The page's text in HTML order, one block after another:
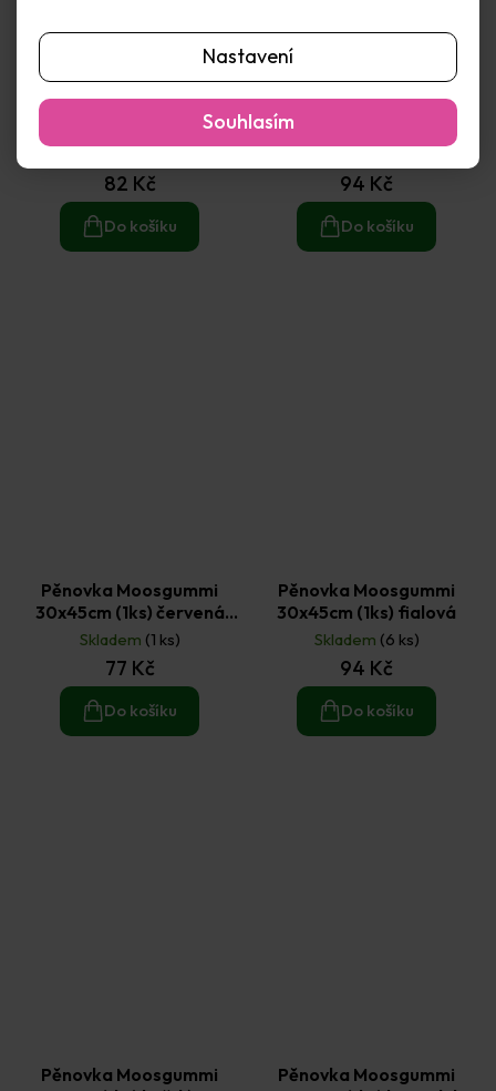
Nastavení
Souhlasím
Pěnovka Moosgummi
30x45cm (1ks) bílá 4mm
82 Kč
Do košíku
Pěnovka Moosgummi
30x45cm (1ks) červená
2mm
94 Kč
Do košíku
Pěnovka Moosgummi
30x45cm (1ks) červená
4mm
Skladem (1 ks)
77 Kč
Do košíku
Pěnovka Moosgummi
30x45cm (1ks) fialová
Skladem (6 ks)
94 Kč
Do košíku
Pěnovka Moosgummi
Pěnovka Moosgummi